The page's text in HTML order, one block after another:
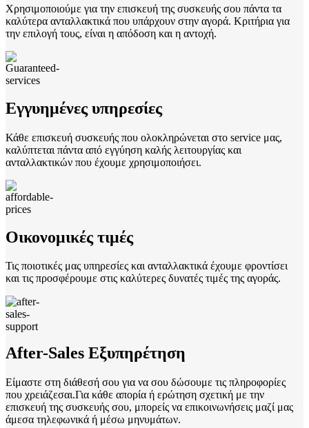
Χρησιμοποιούμε για την επισκευή της συσκευής σου πάντα τα
καλύτερα ανταλλακτικά που υπάρχουν στην αγορά. Κριτήρια για
την επιλογή τους, είναι η απόδοση και η αντοχή.
Εγγυημένες υπηρεσίες
Κάθε επισκευή συσκευής που ολοκληρώνεται στο service μας,
καλύπτεται πάντα από εγγύηση καλής λειτουργίας και
ανταλλακτικών που έχουμε χρησιμοποιήσει.
Οικονομικές τιμές
Τις ποιοτικές μας υπηρεσίες και ανταλλακτικά έχουμε φροντίσει
και τις προσφέρουμε στις καλύτερες δυνατές τιμές της αγοράς.
After-Sales Εξυπηρέτηση
Είμαστε στη διάθεσή σου για να σου δώσουμε τις πληροφορίες
που χρειάζεσαι.Για κάθε απορία ή ερώτηση σχετική με την
επισκευή της συσκευής σου, μπορείς να επικοινωνήσεις μαζί μας
άμεσα τηλεφωνικά ή μέσω μηνυμάτων.